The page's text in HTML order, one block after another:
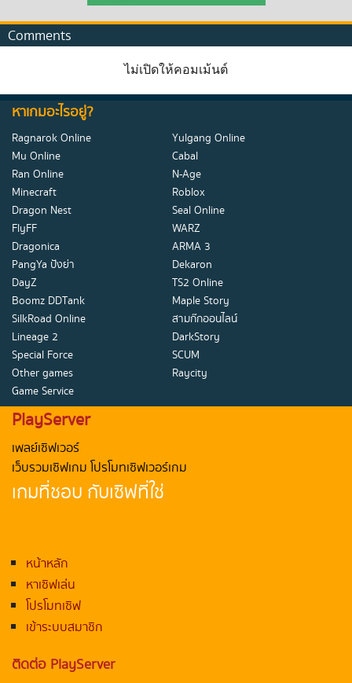
Comments
ไม่เปิดให้คอมเม้นต์
หาเกมอะไรอยู่?
Ragnarok Online
Yulgang Online
Mu Online
Cabal
Ran Online
N-Age
Minecraft
Roblox
Dragon Nest
Seal Online
FlyFF
WARZ
Dragonica
ARMA 3
PangYa ปังย่า
Dekaron
DayZ
TS2 Online
Boomz DDTank
Maple Story
SilkRoad Online
สามก๊กออนไลน์
Lineage 2
DarkStory
Special Force
SCUM
Other games
Raycity
Game Service
PlayServer
เพลย์เซิฟเวอร์
เว็บรวมเซิฟเกม โปรโมทเซิฟเวอร์เกม
เกมที่ชอบ กับเซิฟที่ใช่
หน้าหลัก
หาเซิฟเล่น
โปรโมทเซิฟ
เข้าระบบสมาชิก
ติดต่อ PlayServer